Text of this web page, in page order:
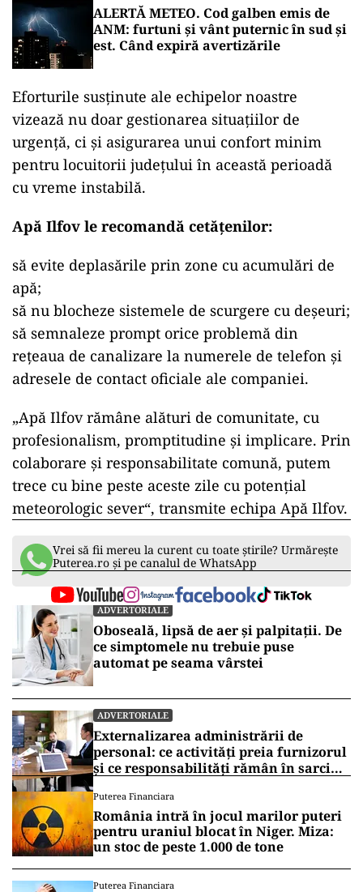
ALERTĂ METEO. Cod galben emis de
ANM: furtuni și vânt puternic în sud și
est. Când expiră avertizările
Eforturile susținute ale echipelor noastre
vizează nu doar gestionarea situațiilor de
urgență, ci și asigurarea unui confort minim
pentru locuitorii județului în această perioadă
cu vreme instabilă.
Apă Ilfov le recomandă cetățenilor:
să evite deplasările prin zone cu acumulări de
apă;
să nu blocheze sistemele de scurgere cu deșeuri;
să semnaleze prompt orice problemă din
rețeaua de canalizare la numerele de telefon și
adresele de contact oficiale ale companiei.
„Apă Ilfov rămâne alături de comunitate, cu
profesionalism, promptitudine și implicare. Prin
colaborare și responsabilitate comună, putem
trece cu bine peste aceste zile cu potențial
meteorologic sever“, transmite echipa Apă Ilfov.
Vrei să fii mereu la curent cu toate știrile? Urmărește
Puterea.ro și pe canalul de WhatsApp
ADVERTORIALE
Oboseală, lipsă de aer și palpitații. De
ce simptomele nu trebuie puse
automat pe seama vârstei
ADVERTORIALE
Externalizarea administrării de
personal: ce activități preia furnizorul
și ce responsabilități rămân în sarcina
Puterea Financiara
România intră în jocul marilor puteri
pentru uraniul blocat în Niger. Miza:
un stoc de peste 1.000 de tone
Puterea Financiara